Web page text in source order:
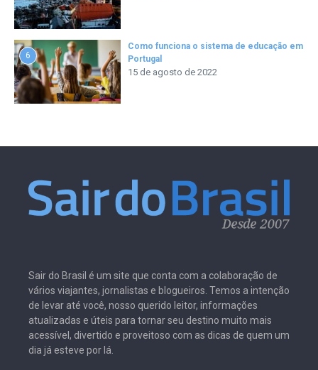
6
Como funciona o sistema de educação em
Portugal
15 de agosto de 2022
Sair do Brasil é um site que conta com a colaboração de
vários viajantes, jornalistas e blogueiros. Temos a intenção
de levar até você, nosso querido leitor, informações
atualizadas e úteis para tornar seu destino muito mais
acessível, divertido e proveitoso com as dicas de quem um
dia já esteve por lá.